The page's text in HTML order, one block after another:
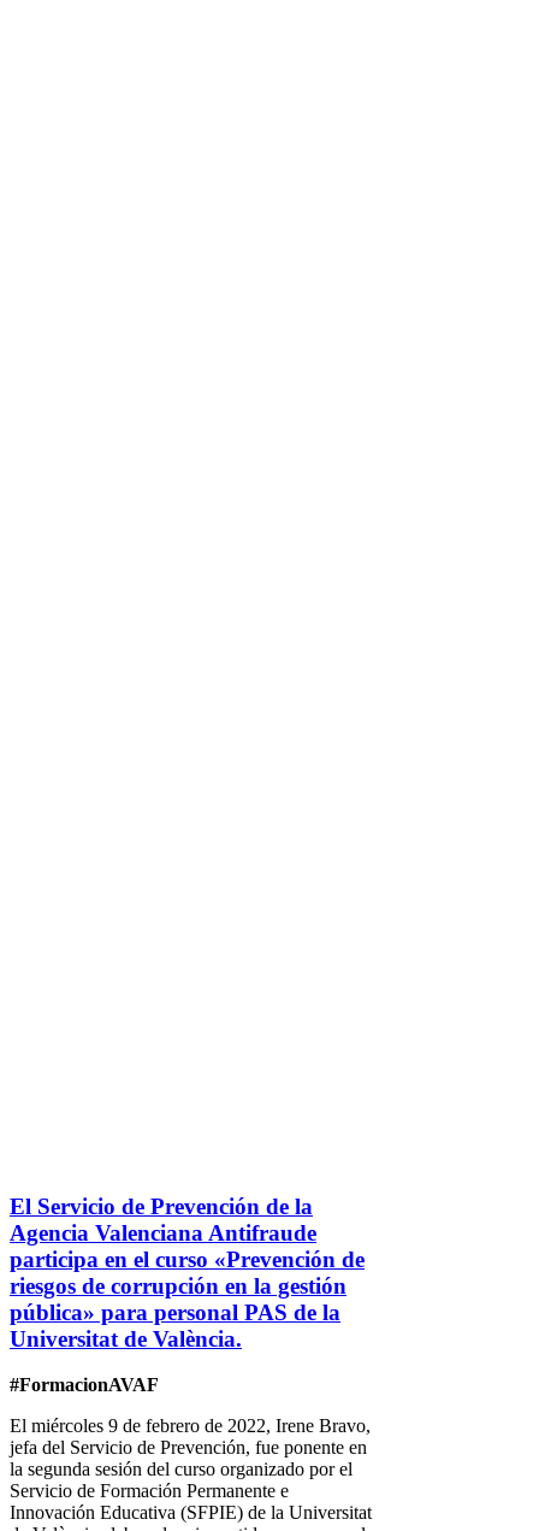
El Servicio de Prevención de la
Agencia Valenciana Antifraude
participa en el curso «Prevención de
riesgos de corrupción en la gestión
pública» para personal PAS de la
Universitat de València.
#FormacionAVAF
El miércoles 9 de febrero de 2022, Irene Bravo,
jefa del Servicio de Prevención, fue ponente en
la segunda sesión del curso organizado por el
Servicio de Formación Permanente e
Innovación Educativa (SFPIE) de la Universitat